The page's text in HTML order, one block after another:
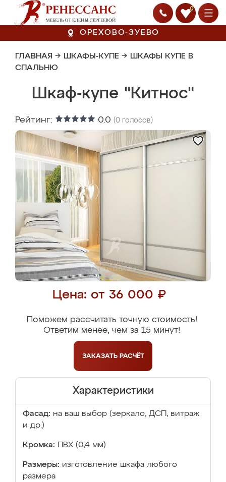
0
ОРЕХОВО-ЗУЕВО
ГЛАВНАЯ → ШКАФЫ-КУПЕ → ШКАФЫ КУПЕ В
СПАЛЬНЮ
Шкаф-купе "Китнос"
Рейтинг: 0.0 (0 голосов)
Цена: от 36 000 ₽
Поможем рассчитать точную стоимость!
Ответим менее, чем за 15 минут!
ЗАКАЗАТЬ РАСЧЁТ
Характеристики
Фасад: на ваш выбор (зеркало, ДСП, витраж
и др.)
Кромка: ПВХ (0,4 мм)
Размеры: изготовление шкафа любого
размера